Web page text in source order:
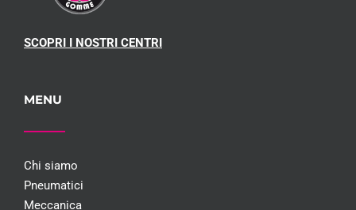
SCOPRI I NOSTRI CENTRI
MENU
Chi siamo
Pneumatici
Meccanica